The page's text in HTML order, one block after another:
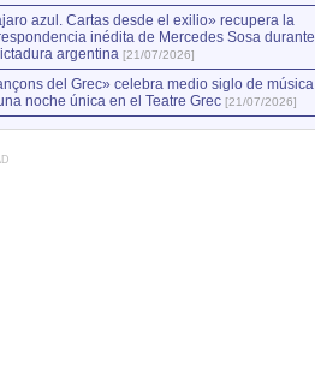
azul. Cartas desde el exilio» recupera la
inédita de Mercedes Sosa durante
argentina [21/07/2026]
del Grec» celebra medio siglo de música
noche única en el Teatre Grec [21/07/2026]